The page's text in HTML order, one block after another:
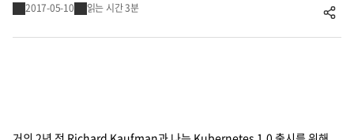
2017-05-10
읽는 시간 3분
공유하기